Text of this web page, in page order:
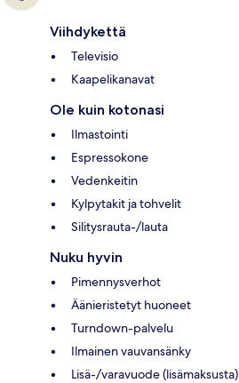
Viihdykettä
Televisio
Kaapelikanavat
Ole kuin kotonasi
Ilmastointi
Espressokone
Vedenkeitin
Kylpytakit ja tohvelit
Silitysrauta-/lauta
Nuku hyvin
Pimennysverhot
Äänieristetyt huoneet
Turndown-palvelu
Ilmainen vauvansänky
Lisä-/varavuode (lisämaksusta)